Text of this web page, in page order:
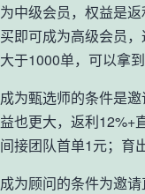
为中级会员，权益是
买即可成为高级会员
大于1000单，可以拿
成为甄选师的条件是
益也更大，返利12%+
间接团队首单1元；育
成为顾问的条件为邀